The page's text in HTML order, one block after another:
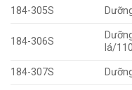
184-305S
184-306S
lá/
184-307S